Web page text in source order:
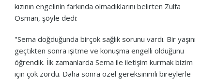
kızının engelinin farkında olmadıklarını belirten Zulfa
Osman, şöyle dedi:
"Sema doğduğunda birçok sağlık sorunu vardı. Bir yaşını
geçtikten sonra işitme ve konuşma engelli olduğunu
öğrendik. İlk zamanlarda Sema ile iletişim kurmak bizim
için çok zordu. Daha sonra özel gereksinimli bireylerle